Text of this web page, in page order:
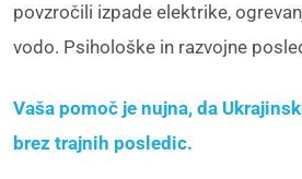
povzročili izpade elektrike,
vodo. Psihološke in razvojne
Vaša pomoč je nujna, da
brez trajnih posledic.